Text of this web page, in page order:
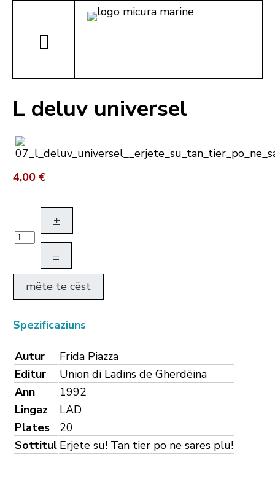
L deluv universel
4,00 €
+
–
mëte te cëst
Spezificaziuns
Autur
Frida Piazza
Editur
Union di Ladins de Gherdëina
Ann
1992
Lingaz
LAD
Plates
20
Sottitul Erjete su! Tan tier po ne sares plu!